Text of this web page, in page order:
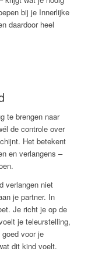
bij je Innerlijke
daardoor heel
te brengen naar
de controle over
Het betekent
en verlangens –
verlangen niet
je partner. In
Je richt je op de
je teleurstelling,
voor je
dit kind voelt.